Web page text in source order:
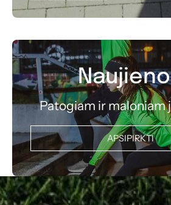
Patogiam ir maloniam
APSIPIRKTI